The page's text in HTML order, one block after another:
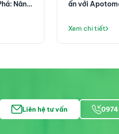
Nâng
ẩn với
Xem chi tiết
Liên hệ tư vấn